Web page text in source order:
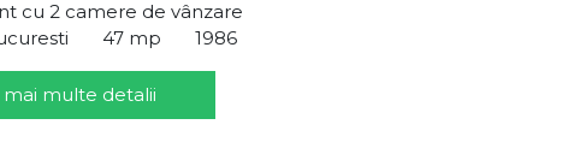
cu 2 camere de vânzare
47 mp 1986
mai multe detalii